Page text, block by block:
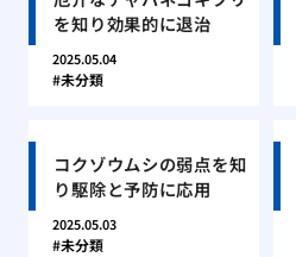
を知り効果的に退治
2025.05.04
未分類
コクゾウムシの弱点を知
り駆除と予防に応用
2025.05.03
未分類